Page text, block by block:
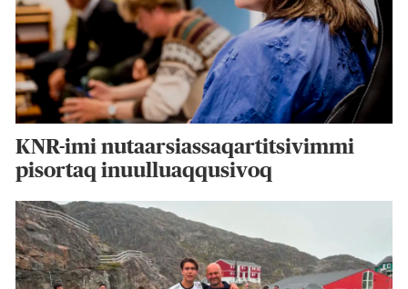
KNR-imi nutaarsiassaqartitsivimmi
pisortaq inuulluaqqusivoq